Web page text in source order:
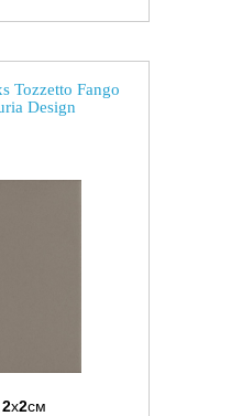
Tozzetto Fango
Design
2x2см